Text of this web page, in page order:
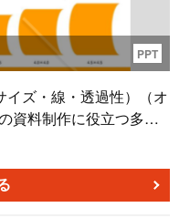
PPT
イズ・線・透過性）（オ
資料制作に役立つ多彩
、記憶データ（オレン
さまざまな設定パター
ト、エクセル、ワード